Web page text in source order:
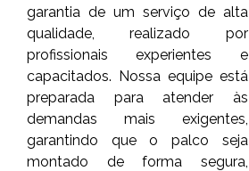
garantia de um serviço de alta
qualidade, realizado por
profissionais experientes e
capacitados. Nossa equipe está
preparada para atender às
demandas mais exigentes,
garantindo que o palco seja
montado de forma segura,